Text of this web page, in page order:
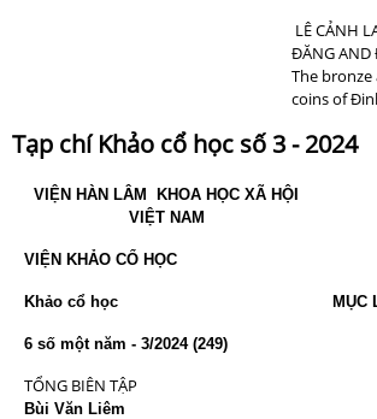
LÊ CẢNH
ĐĂNG AND
The
coins of
Tạp chí Khảo cổ học số 3 - 2024
VIỆN HÀN LÂM
KHOA HỌC XÃ HỘI
VIỆT NAM
VIỆN KHẢO CỔ HỌC
Khảo cổ học MỤC
6 số một năm - 3/2024 (249)
TỔNG BIÊN TẬP
Bùi Văn Liêm